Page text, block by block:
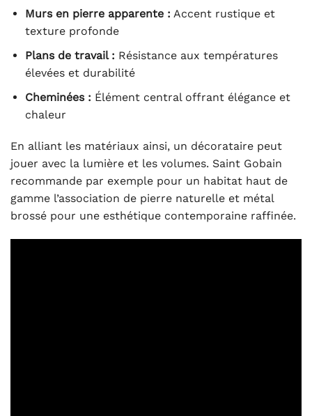
Murs en pierre apparente : Accent rustique et
texture profonde
Plans de travail : Résistance aux températures
élevées et durabilité
Cheminées : Élément central offrant élégance et
chaleur
En alliant les matériaux ainsi, un décorataire peut
jouer avec la lumière et les volumes. Saint Gobain
recommande par exemple pour un habitat haut de
gamme l’association de pierre naturelle et métal
brossé pour une esthétique contemporaine raffinée.